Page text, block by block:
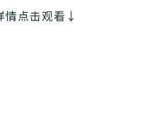
情点击观看↓